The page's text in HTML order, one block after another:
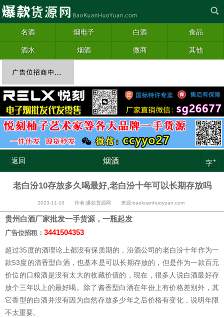
名酒 烟电子 白酒 食品
酒水 烟酒 微商 其他
返回 烟酒 字+
老白汾10存放多久喝最好,老白汾十年可以长期存放吗
2023-11-10 作者:爆款货源网 来源:baokuanhuoyuan.com
贵州白酒厂家批发一手货源，一瓶起发
广告位招租： 3441504353
超过35度的酒理论上都没有保质期的，汾酒公司的老白汾十年作为一
款53度的清香型白酒，也基本是可以长期存放的，但是作为一款百元
价位的口粮酒是没有太大的收藏价值的，现在，很多人说白酒最好存
放个三年以上的最好喝。除了酱香型白酒在年份上有价格差别外，其
它香型的白酒并没有因为自然存放多少年之后价格有变化，说明年限
不太重要。